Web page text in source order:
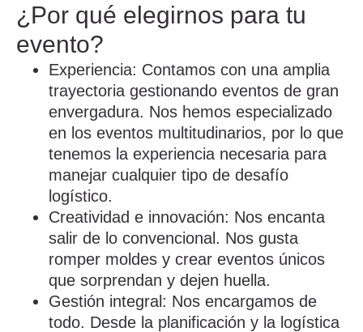
¿Por qué elegirnos para tu
evento?
Experiencia: Contamos con una amplia
trayectoria gestionando eventos de gran
envergadura. Nos hemos especializado
en los eventos multitudinarios, por lo que
tenemos la experiencia necesaria para
manejar cualquier tipo de desafío
logístico.
Creatividad e innovación: Nos encanta
salir de lo convencional. Nos gusta
romper moldes y crear eventos únicos
que sorprendan y dejen huella.
Gestión integral : Nos encargamos de
todo. Desde la planificación y la logística